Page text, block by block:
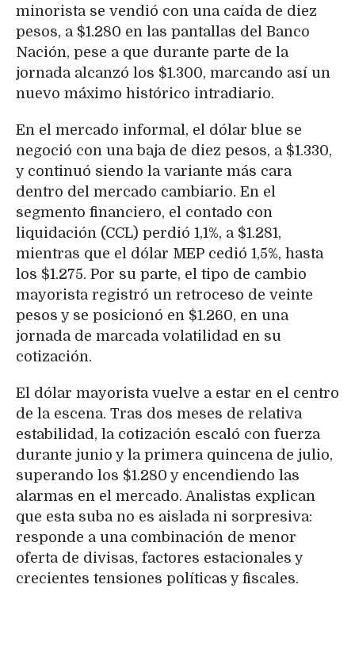
minorista se vendió con una caída de diez
pesos, a $1.280 en las pantallas del Banco
Nación, pese a que durante parte de la
jornada alcanzó los $1.300, marcando así un
nuevo máximo histórico intradiario.
En el mercado informal, el dólar blue se
negoció con una baja de diez pesos, a $1.330,
y continuó siendo la variante más cara
dentro del mercado cambiario. En el
segmento financiero, el contado con
liquidación (CCL) perdió 1,1%, a $1.281,
mientras que el dólar MEP cedió 1,5%, hasta
los $1.275. Por su parte, el tipo de cambio
mayorista registró un retroceso de veinte
pesos y se posicionó en $1.260, en una
jornada de marcada volatilidad en su
cotización.
El dólar mayorista vuelve a estar en el centro
de la escena. Tras dos meses de relativa
estabilidad, la cotización escaló con fuerza
durante junio y la primera quincena de julio,
superando los $1.280 y encendiendo las
alarmas en el mercado. Analistas explican
que esta suba no es aislada ni sorpresiva:
responde a una combinación de menor
oferta de divisas, factores estacionales y
crecientes tensiones políticas y fiscales.